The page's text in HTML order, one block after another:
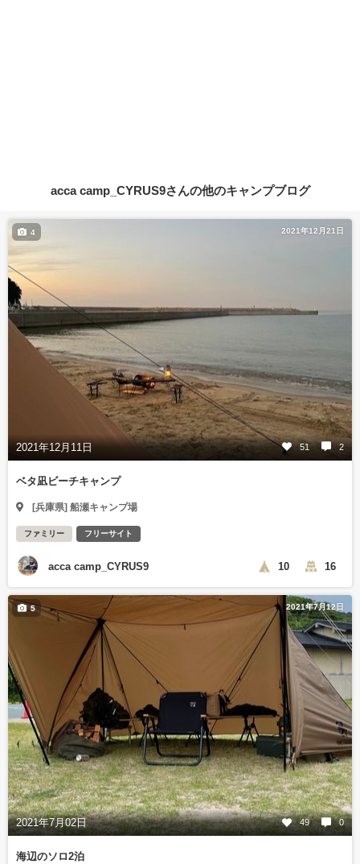
acca camp_CYRUS9さんの他のキャンプブログ
2021年12月21日
2021年12月11日 51 2
4
ベタ凪ビーチキャンプ
[兵庫県] 船瀬キャンプ場
ファミリー フリーサイト
acca camp_CYRUS9 10 16
2021年7月12日
2021年7月02日 49 0
5
海辺のソロ2泊